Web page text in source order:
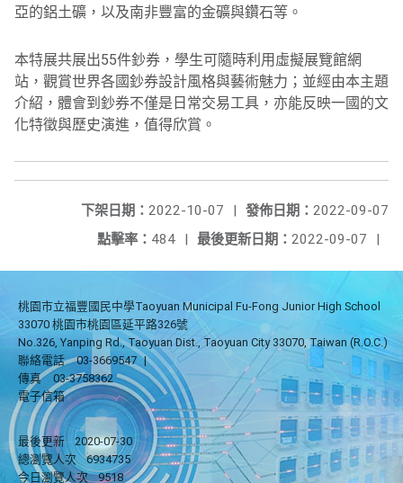
亞的鋁土礦， 以及南非豐富的金礦與鑽石等。
本特展共展出55件鈔券，學生可隨時利用虛擬展覽館網
站， 觀賞世界各國鈔券設計風格與藝術魅力；並經由本主題
介紹， 體會到鈔券不僅是日常交易工具， 亦能反映一國的文
化特徵與歷史演進，值得欣賞。
發佈日期： 2022-09-07
下架日期： 2022-10-07
|
最後更新日期： 2022-09-07 |
點擊率： 484 |
桃園市立福豐國民中學Taoyuan Municipal Fu-Fong Junior High School
33070 桃園市桃園區延平路326號
No.326, Yanping Rd., Taoyuan Dist., Taoyuan City 33070, Taiwan (R.O.C.)
聯絡電話
03-3669547 |
傳真
03-3758362
電子信箱
最後更新
2020-07-30
總瀏覽人次
6934735
今日瀏覽人次
9518